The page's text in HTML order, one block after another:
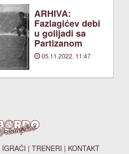
ARHIVA:
Fazlagićev debi
u golijadi sa
Partizanom
05.11.2022. 11:47
IGRAČI | TRENERI | KONTAKT